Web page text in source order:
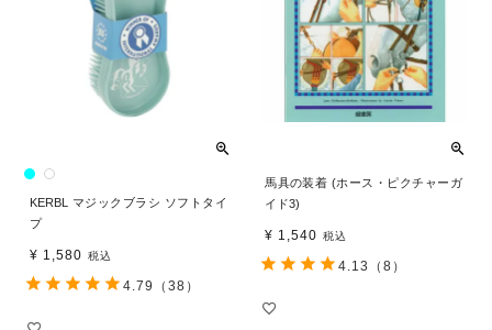
KERBL マジックブラシ ソフトタイ
プ
¥ 1,580 税込
4.79 （38）
馬具の装着 (ホース・ピクチャーガ
イド3)
¥ 1,540 税込
4.13 （8）